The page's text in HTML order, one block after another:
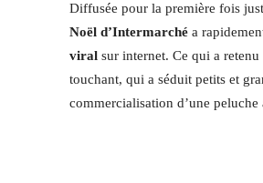
Diffusée pour la première fois
Noël d’Intermarché a
viral sur internet. Ce qui a retenu
touchant, qui a séduit petits et
commercialisation d’une